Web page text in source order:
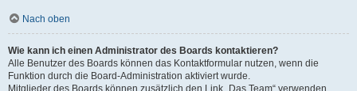
Nach oben
Wie kann ich einen Administrator des Boards kontaktieren?
Alle Benutzer des Boards können das Kontaktformular nutzen, wenn die
Funktion durch die Board-Administration aktiviert wurde.
Mitglieder des Boards können zusätzlich den Link „Das Team“ verwenden.